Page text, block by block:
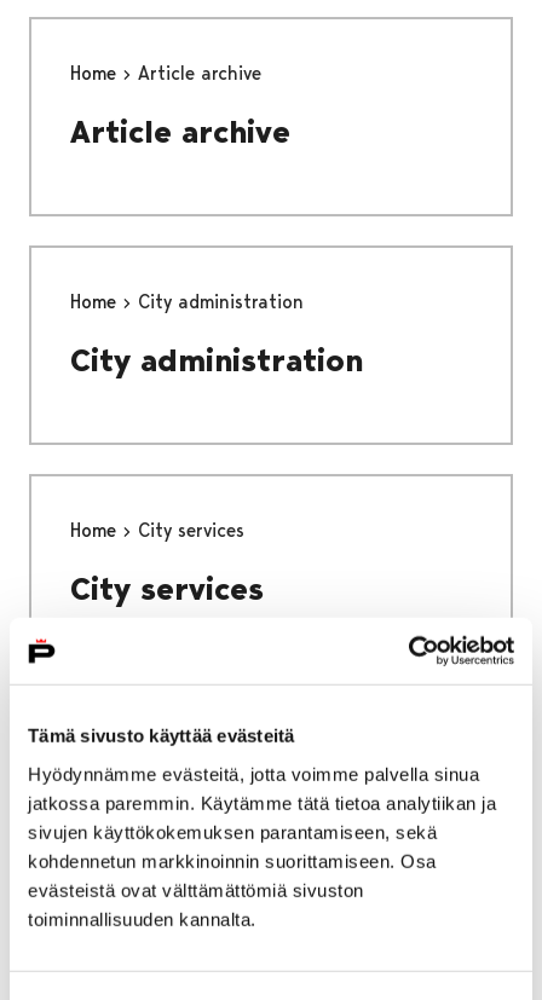
Tämä sivusto käyttää evästeitä
Hyödynnämme evästeitä, jotta voimme palvella sinua
jatkossa paremmin. Käytämme tätä tietoa analytiikan ja
sivujen käyttökokemuksen parantamiseen, sekä
kohdennetun markkinoinnin suorittamiseen. Osa
evästeistä ovat välttämättömiä sivuston
toiminnallisuuden kannalta.
Home Article archive
Article archive
Home City administration
City administration
Home City services
City services
Why Pori